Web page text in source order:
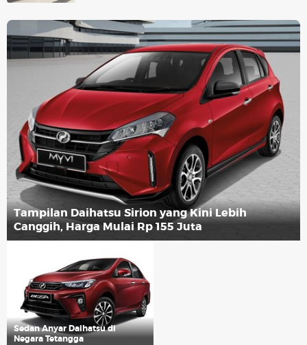
Tampilan Daihatsu Sirion yang Kini Lebih
Canggih, Harga Mulai Rp 155 Juta
Sedan Anyar Daihatsu di
Negara Tetangga